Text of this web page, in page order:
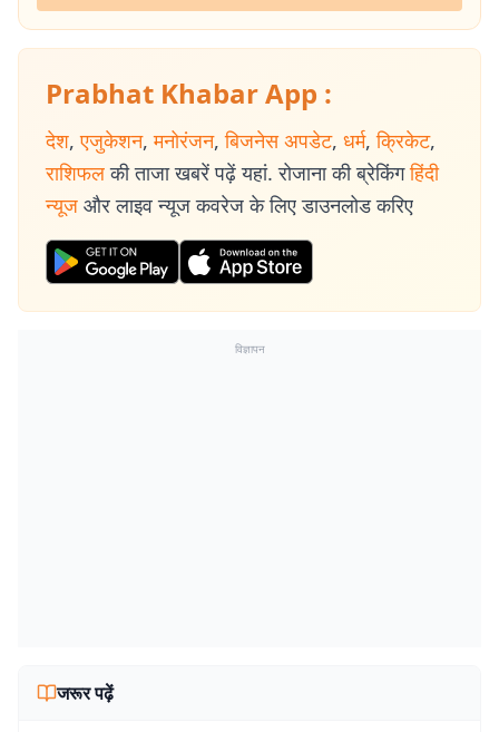
Prabhat Khabar App :
देश, एजुकेशन, मनोरंजन, बिजनेस अपडेट, धर्म, क्रिकेट,
राशिफल की ताजा खबरें पढ़ें यहां. रोजाना की ब्रेकिंग हिंदी
न्यूज और लाइव न्यूज कवरेज के लिए डाउनलोड करिए
विज्ञापन
जरूर पढ़ें